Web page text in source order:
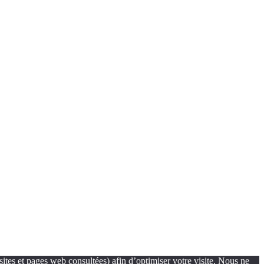
et pages web consultées) afin d’optimiser votre visite. Nous ne